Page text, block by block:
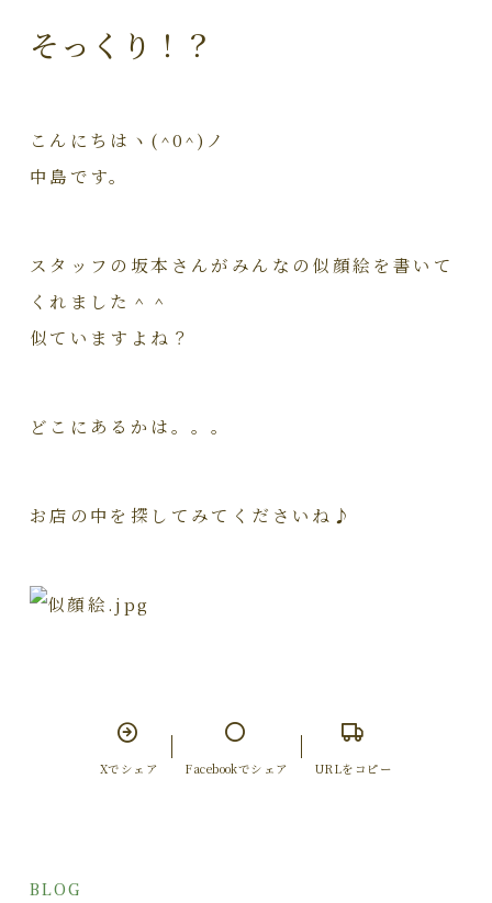
そっくり！？
こんにちはヽ(^0^)ノ
中島です。
スタッフの坂本さんがみんなの似顔絵を書いて
くれました＾＾
似ていますよね？
どこにあるかは。。。
お店の中を探してみてくださいね♪
Xでシェア Facebookでシェア URLをコピー
BLOG